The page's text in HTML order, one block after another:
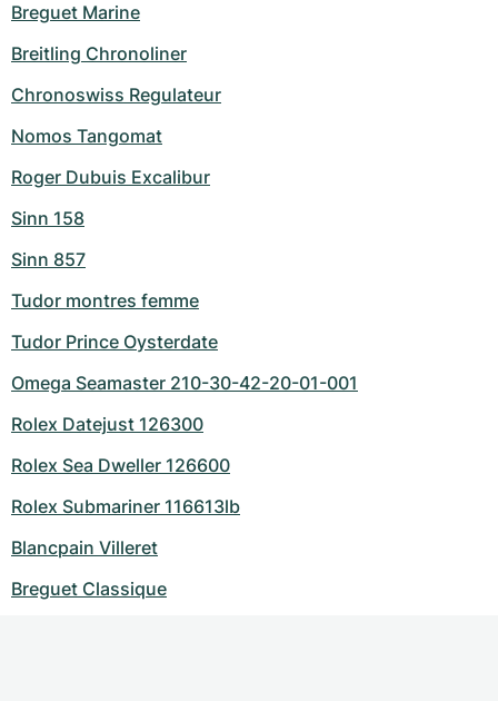
Breguet Marine
Breitling Chronoliner
Chronoswiss Regulateur
Nomos Tangomat
Roger Dubuis Excalibur
Sinn 158
Sinn 857
Tudor montres femme
Tudor Prince Oysterdate
Omega Seamaster 210-30-42-20-01-001
Rolex Datejust 126300
Rolex Sea Dweller 126600
Rolex Submariner 116613lb
Blancpain Villeret
Breguet Classique